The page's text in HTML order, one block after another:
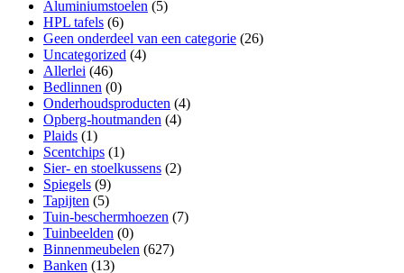
Aluminiumstoelen (5)
HPL tafels (6)
Geen onderdeel van een categorie (26)
Uncategorized (4)
Allerlei (46)
Bedlinnen (0)
Onderhoudsproducten (4)
Opberg-houtmanden (4)
Plaids (1)
Scentchips (1)
Sier- en stoelkussens (2)
Spiegels (9)
Tapijten (5)
Tuin-beschermhoezen (7)
Tuinbeelden (0)
Binnenmeubelen (627)
Banken (13)